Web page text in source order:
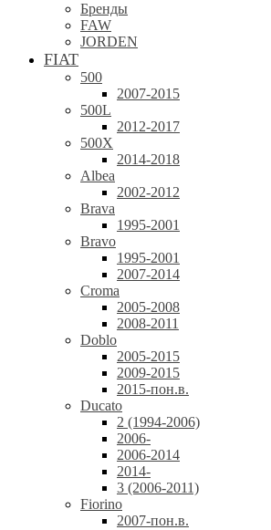
Бренды
FAW
JORDEN
FIAT
500
2007-2015
500L
2012-2017
500X
2014-2018
Albea
2002-2012
Brava
1995-2001
Bravo
1995-2001
2007-2014
Croma
2005-2008
2008-2011
Doblo
2005-2015
2009-2015
2015-пон.в.
Ducato
2 (1994-2006)
2006-
2006-2014
2014-
3 (2006-2011)
Fiorino
2007-пон.в.